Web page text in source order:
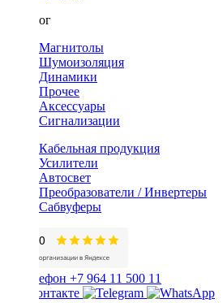
Каталог
Магнитолы
Шумоизоляция
Динамики
Прочее
Аксессуары
Сигнализации
Кабельная продукция
Усилители
Автосвет
Преобразователи / Инвертеры
Сабвуферы
+7 964 11 500 11